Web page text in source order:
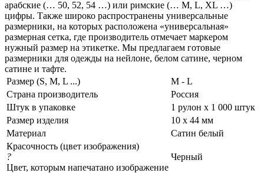
арабские (… 50, 52, 54 …) или римские (… M, L, XL …)
цифры. Также широко распространены универсальные
размерники, на которых расположена «универсальная»
размерная сетка, где производитель отмечает маркером
нужный размер на этикетке. Мы предлагаем готовые
размерники для одежды на нейлоне, белом сатине, черном
сатине и тафте.
Размер (S, M, L ...)
M - L
Страна производитель
Россия
Штук в упаковке
1 рулон х 1 000 штук
Размер изделия
10 х 44 мм
Материал
Сатин белый
Красочность (цвет изображения)
?
Цвет, которым напечатано изображение
Черный